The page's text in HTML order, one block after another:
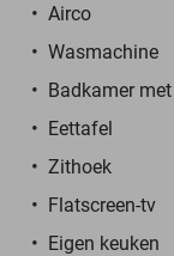
Airco
Wasmachine
Badkamer
Eettafel
Zithoek
Flatscreen-tv
Eigen keuken